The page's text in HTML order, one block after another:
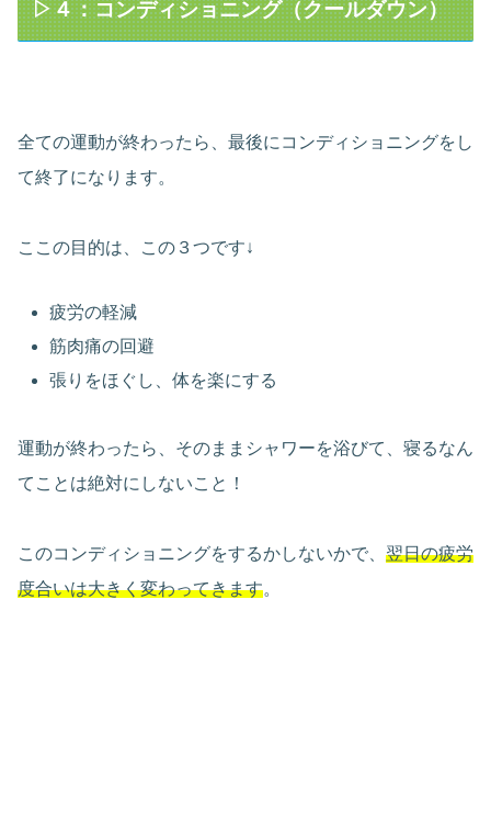
▷４：コンディショニング（クールダウン）
全ての運動が終わったら、最後にコンディショニングをし
て終了になります。
ここの目的は、この３つです↓
疲労の軽減
筋肉痛の回避
張りをほぐし、体を楽にする
運動が終わったら、そのままシャワーを浴びて、寝るなん
てことは絶対にしないこと！
このコンディショニングをするかしないかで、 翌日の疲労
度合いは大きく変わってきます。